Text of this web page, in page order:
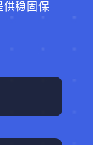
供稳固保